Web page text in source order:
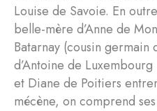
Louise de Savoie. En
belle-mère d’Anne de
Batarnay (cousin
d’Antoine de
et Diane de Poitiers
mécène, on comprend